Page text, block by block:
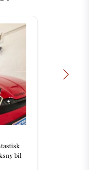
bil